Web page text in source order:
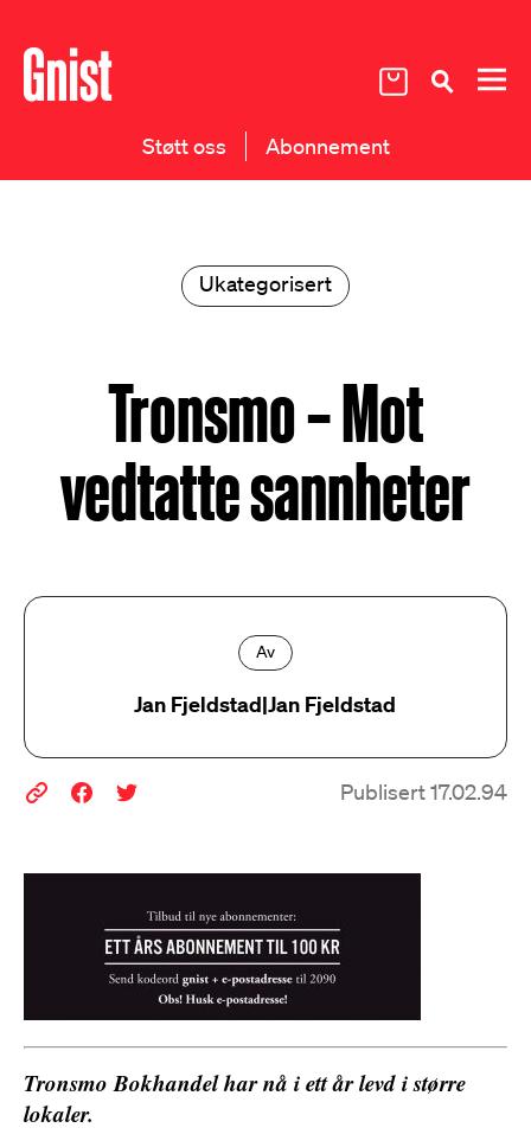
Støtt oss Abonnement
Ukategorisert
Tronsmo – Mot
vedtatte sannheter
Av
Jan Fjeldstad|Jan Fjeldstad
Publisert 17.02.94
Tronsmo Bokhandel har nå i ett år levd i større
lokaler.